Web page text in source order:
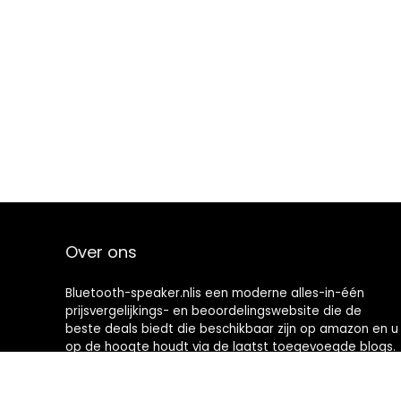
Over ons
Bluetooth-speaker.nlis een moderne alles-in-één
prijsvergelijkings- en beoordelingswebsite die de
beste deals biedt die beschikbaar zijn op amazon en u
op de hoogte houdt via de laatst toegevoegde blogs.